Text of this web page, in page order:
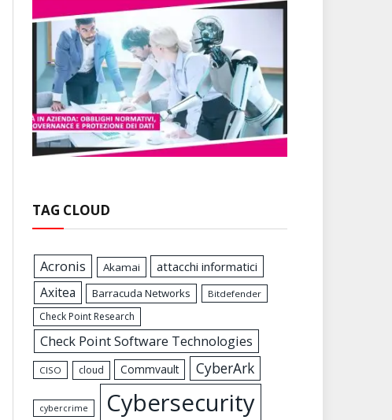
TAG CLOUD
Acronis Akamai attacchi informatici
Axitea Barracuda Networks Bitdefender
Check Point Research
Check Point Software Technologies
CISO cloud Commvault CyberArk
cybercrime Cybersecurity